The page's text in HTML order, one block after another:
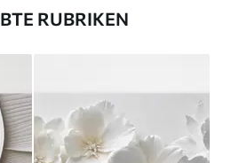
RUBRIKEN